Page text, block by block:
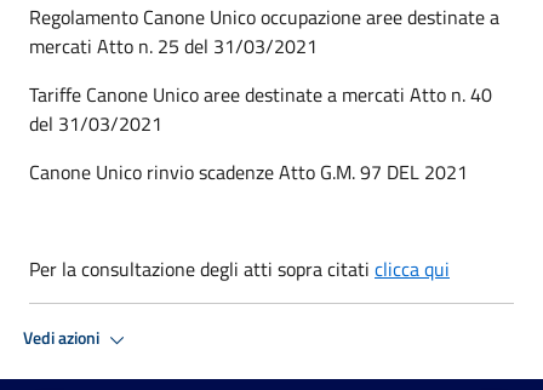
Regolamento Canone Unico occupazione aree destinate a
mercati Atto n. 25 del 31/03/2021
Tariffe Canone Unico aree destinate a mercati Atto n. 40
del 31/03/2021
Canone Unico rinvio scadenze Atto G.M. 97 DEL 2021
Per la consultazione degli atti sopra citati clicca qui
Vedi azioni